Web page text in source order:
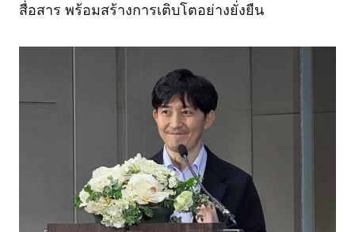
สื่อสาร พร้อมสร้างการเติบโตอย่างยั่งยืน